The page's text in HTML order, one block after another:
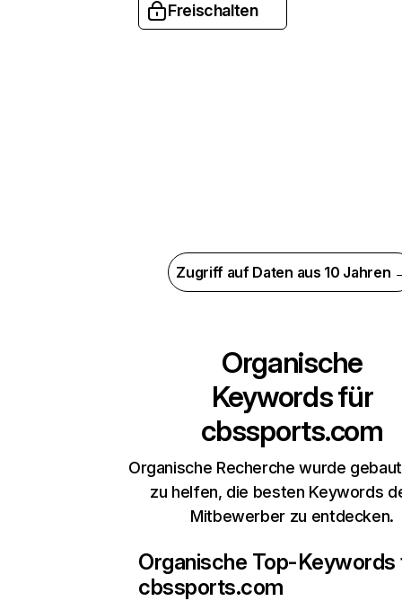
Freischalten
Zugriff auf Daten aus 10 Jahren
Organische
Keywords für
cbssports.com
Organische Recherche wurde
zu helfen, die besten Keywords
Mitbewerber zu entdecken.
Organische Top-Keywords
cbssports.com